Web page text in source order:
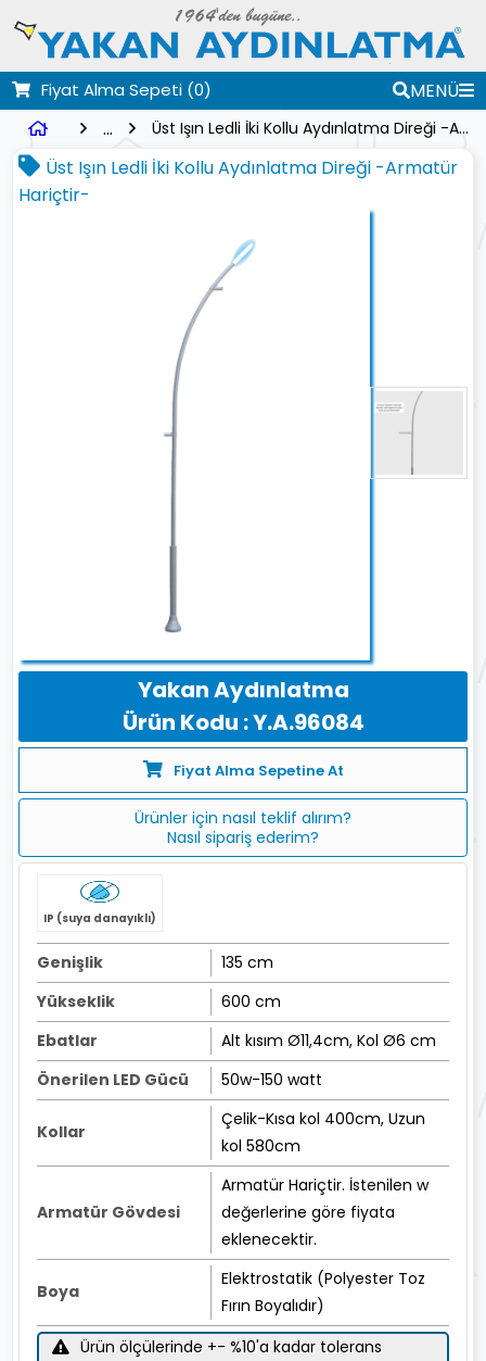
Fiyat Alma Sepeti (0)
MENÜ
...
Üst Işın Ledli İki Kollu Aydınlatma Direği -Armatür Hariçtir-
Üst Işın Ledli İki Kollu Aydınlatma Direği -Armatür
Hariçtir-
Yakan Aydınlatma
Ürün Kodu : Y.A.96084
Fiyat Alma Sepetine At
Ürünler için nasıl teklif alırım?
Nasıl sipariş ederim?
IP (suya danayıklı)
Genişlik
135 cm
Yükseklik
600 cm
Ebatlar
Alt kısım Ø11,4cm, Kol Ø6 cm
Önerilen LED Gücü
50w-150 watt
Kollar
Çelik-Kısa kol 400cm, Uzun
kol 580cm
Armatür Gövdesi
Armatür Hariçtir. İstenilen w
değerlerine göre fiyata
eklenecektir.
Boya
Elektrostatik (Polyester Toz
Fırın Boyalıdır)
Ürün ölçülerinde +- %10'a kadar tolerans